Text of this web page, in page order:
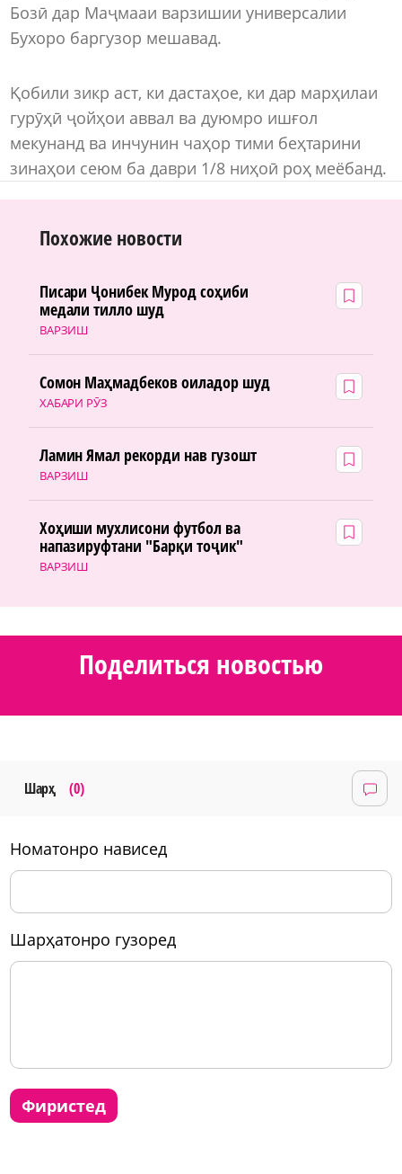
Бозӣ дар Маҷмааи варзишии универсалии
Бухоро баргузор мешавад.
Қобили зикр аст, ки дастаҳое, ки дар марҳилаи
гурӯҳӣ ҷойҳои аввал ва дуюмро ишғол
мекунанд ва инчунин чаҳор тими беҳтарини
зинаҳои сеюм ба даври 1/8 ниҳоӣ роҳ меёбанд.
Похожие новости
ВАРЗИШ
Писари Ҷонибек Мурод соҳиби
медали тилло шуд
ХАБАРИ РӮЗ
Сомон Маҳмадбеков оиладор шуд
ВАРЗИШ
Ламин Ямал рекорди нав гузошт
ВАРЗИШ
Хоҳиши мухлисони футбол ва
напазируфтани "Барқи тоҷик"
Поделиться новостью
Шарҳ (0)
номатонро нависед
шарҳатонро гузоред
фиристед